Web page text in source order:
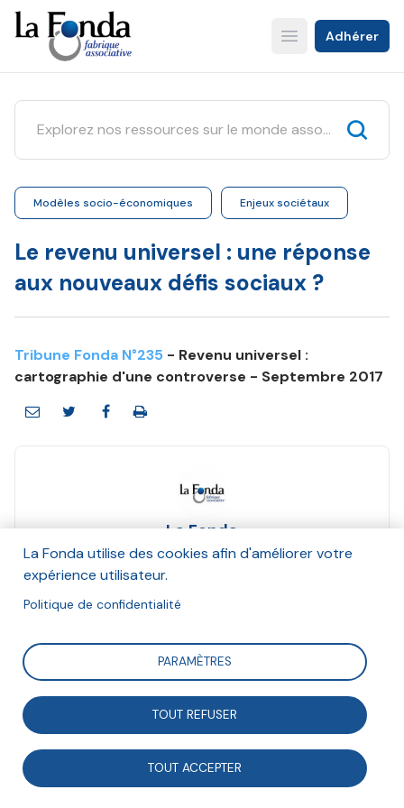
Aller
au
contenu
principal
Open main menu
Adhérer
Modèles socio-économiques Enjeux sociétaux
Le revenu universel : une réponse
aux nouveaux défis sociaux ?
Tribune Fonda N°235 - Revenu universel :
cartographie d'une controverse - Septembre 2017
La Fonda
Septembre 2017
Compte-rendu de la journée d'étude organisée par la
Fonda le 22 juin 2017, au NUMA à Paris.
La Fonda utilise des cookies afin d'améliorer votre
expérience utilisateur.
Politique de confidentialité
PARAMÈTRES
TOUT REFUSER
TOUT ACCEPTER